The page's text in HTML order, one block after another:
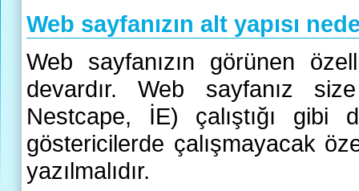
Web sayfanızın alt yapısı
Web sayfanızın görünen
devardır. Web sayfanız
Nestcape, İE) çalıştığı gibi
göstericilerde çalışmayacak
yazılmalıdır.